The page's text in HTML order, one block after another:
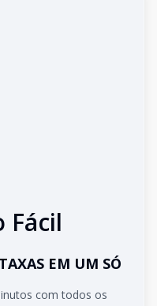
Fácil
EM UM SÓ
com todos os